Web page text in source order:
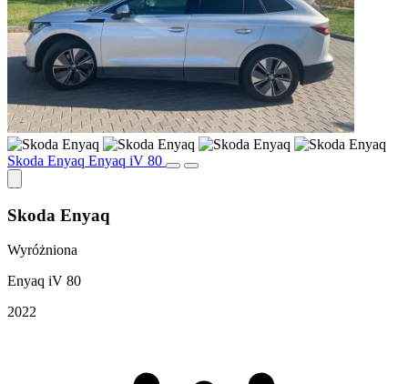
Skoda Enyaq Enyaq iV 80
Skoda Enyaq
Wyróżniona
Enyaq iV 80
2022